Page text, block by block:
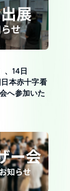
、14日
日本赤十字看
へ参加いた